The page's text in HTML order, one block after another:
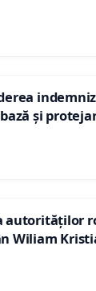
și
pentru
autorităților
Wiliam
în